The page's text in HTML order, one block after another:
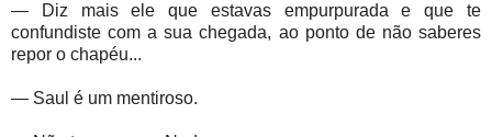
— Diz mais ele que estavas empurpurada e que te
confundiste com a sua chegada, ao ponto de não saberes
repor o chapéu...
— Saul é um mentiroso.